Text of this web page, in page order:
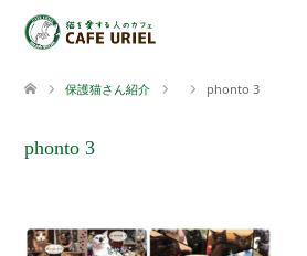
保護猫さん紹介 phonto 3
phonto 3